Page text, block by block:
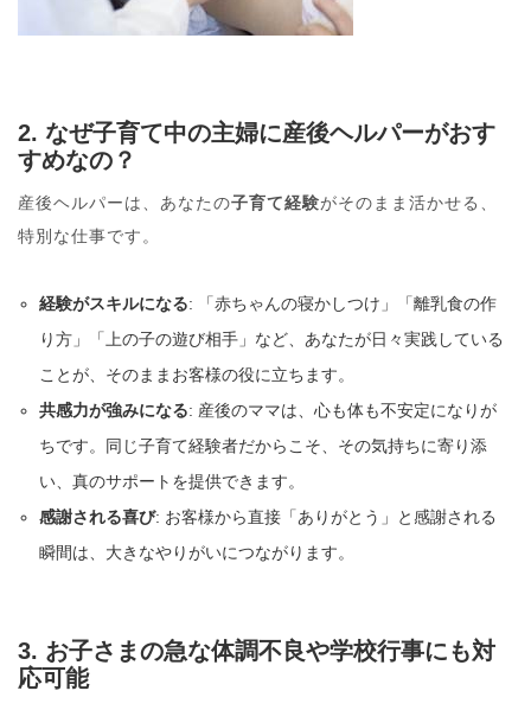
2. なぜ子育て中の主婦に産後ヘルパーがおす
すめなの？
産後ヘルパーは、あなたの子育て経験がそのまま活かせる、
特別な仕事です。
経験がスキルになる: 「赤ちゃんの寝かしつけ」「離乳食の作
り方」「上の子の遊び相手」など、あなたが日々実践している
ことが、そのままお客様の役に立ちます。
共感力が強みになる: 産後のママは、心も体も不安定になりが
ちです。同じ子育て経験者だからこそ、その気持ちに寄り添
い、真のサポートを提供できます。
感謝される喜び: お客様から直接「ありがとう」と感謝される
瞬間は、大きなやりがいにつながります。
3. お子さまの急な体調不良や学校行事にも対
応可能